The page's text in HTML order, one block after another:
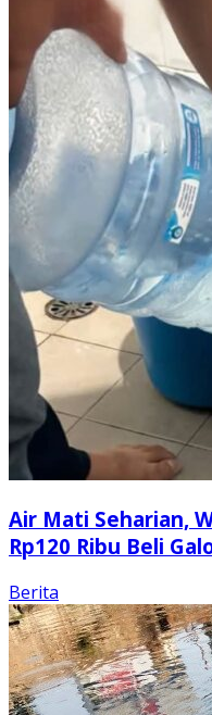
Air Mati Seharian,
Rp120 Ribu Beli
Berita